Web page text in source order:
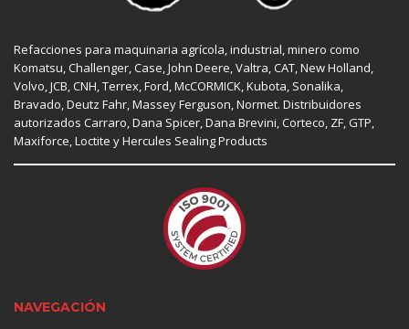
Refacciones para maquinaria agrícola, industrial, minero como
Komatsu, Challenger, Case John Deere , Valtra, CAT New Holland
Volvo, JCB CNH , Terrex, Ford , McCORMICK, Kubota , Sonalika,
Bravado, Deutz Fahr, Massey Ferguson Normet. Distribuidores
autorizados Carraro Dana Spicer , Dana Brevini, Corteco ZF GTP
Maxiforce, Loctite y Hercules Sealing Products
NAVEGACIÓN